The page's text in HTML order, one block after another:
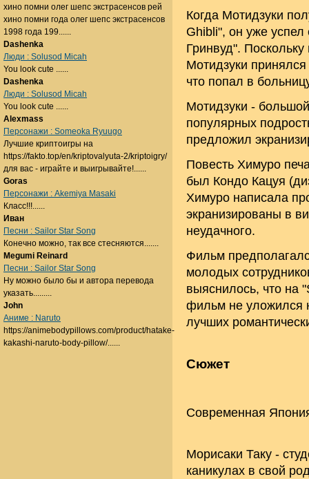
Когда Мотидзуки
Ghibli", он уже успел
Гринвуд".
Мотидзуки принялся
что попал в
Мотидзуки -
популярных
предложил
Повесть Химуро
был Кондо Кацуя
Химуро написала
экранизированы в
неудачного.
Фильм
молодых
выяснилось, что на
фильм не уложился
лучших
Сюжет
Современная
Морисаки Таку -
каникулах в свой
хино помни олег шепс экстрасенсов рей
хино помни года олег шепс экстрасенсов
1998 года 199......
Dashenka
Люди : Solusod Micah
You look cute ......
Dashenka
Люди : Solusod Micah
You look cute ......
Alexmass
Персонажи : Someoka Ryuugo
Лучшие криптоигры на
https://fakto.top/en/kriptovalyuta-2/kriptoigry/
для вас - играйте и выигрывайте!......
Goras
Персонажи : Akemiya Masaki
Класс!!!......
Иван
Песни : Sailor Star Song
Конечно можно, так все стесняются.......
Megumi Reinard
Песни : Sailor Star Song
Ну можно было бы и автора перевода
указать.........
John
Аниме : Naruto
https://animebodypillows.com/product/hatake-
kakashi-naruto-body-pillow/......